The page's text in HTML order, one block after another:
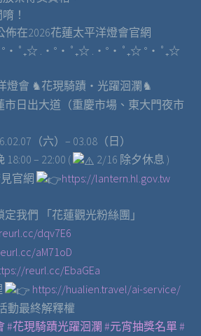
！
佈在2026花蓮太平洋燈會官網
.・°‧˚₊☆ .・°‧˚₊☆ °‧˚₊☆
燈會 ♞花現騎蹟・光躍洄瀾♞
市日出大道（重慶市場、東大門夜市
（六）– 03.08（日）
– 22:00 (
2/16 除夕休息 )
官網
https://lantern.hl.gov.tw
我們 「花蓮觀光粉絲團」
dqv7E6
aM71oD
reurl.cc/EbaGEa
https://hualien.travel/ai-service/
動最終解釋權
#花現騎蹟光躍洄瀾 #元宵抽獎名單 #